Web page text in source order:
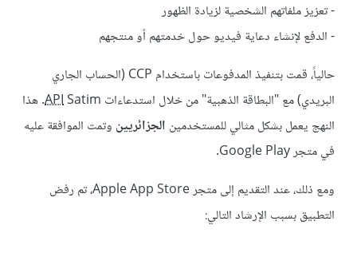
- تعزيز ملفاتهم الشخصية لزيادة الظهور
- الدفع لإنشاء دعاية فيديو حول خدمتهم أو منتجهم
حالياً، قمت بتنفيذ المدفوعات باستخدام CCP (الحساب الجاري
البريدي) مع "البطاقة الذهبية" من خلال استدعاءات
APISatim. هذا
النهج يعمل بشكل مثالي للمستخدمين الجزائريينوتمت الموافقة عليه
في متجر Google Play.
ومع ذلك، عند التقديم إلى متجر Apple App Store، تم رفض
التطبيق بسبب الإرشاد التالي: